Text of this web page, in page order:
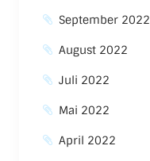
September 2022
August 2022
Juli 2022
Mai 2022
April 2022